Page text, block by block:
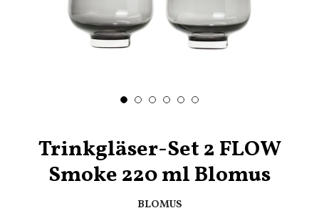
Trinkgläser-Set 2 FLOW
Smoke 220 ml Blomus
BLOMUS